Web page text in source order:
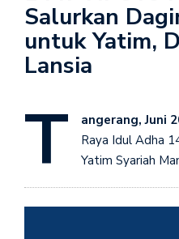
Salurkan
untuk Yatim,
Lansia
T angerang, Juni
Raya Idul Adha
Yatim Syariah